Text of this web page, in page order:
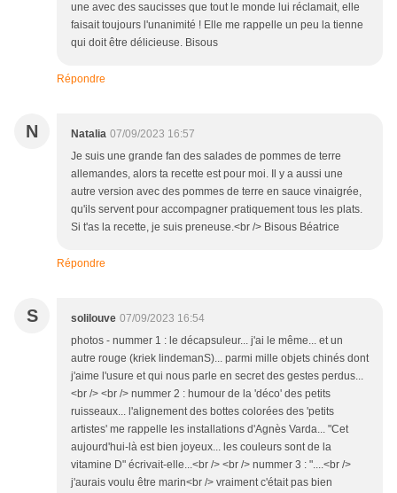
une avec des saucisses que tout le monde lui réclamait, elle
faisait toujours l'unanimité ! Elle me rappelle un peu la tienne
qui doit être délicieuse. Bisous
Répondre
N Natalia 07/09/2023 16:57
Je suis une grande fan des salades de pommes de terre
allemandes, alors ta recette est pour moi. Il y a aussi une
autre version avec des pommes de terre en sauce vinaigrée,
qu'ils servent pour accompagner pratiquement tous les plats.
Si t'as la recette, je suis preneuse.<br /> Bisous Béatrice
Répondre
S solilouve 07/09/2023 16:54
photos - nummer 1 : le décapsuleur... j'ai le même... et un
autre rouge (kriek lindemanS)... parmi mille objets chinés dont
j'aime l'usure et qui nous parle en secret des gestes perdus...
<br /> <br /> nummer 2 : humour de la 'déco' des petits
ruisseaux... l'alignement des bottes colorées des 'petits
artistes' me rappelle les installations d'Agnès Varda... "Cet
aujourd'hui-là est bien joyeux... les couleurs sont de la
vitamine D" écrivait-elle...<br /> <br /> nummer 3 : "....<br />
j'aurais voulu être marin<br /> vraiment c'était pas bien